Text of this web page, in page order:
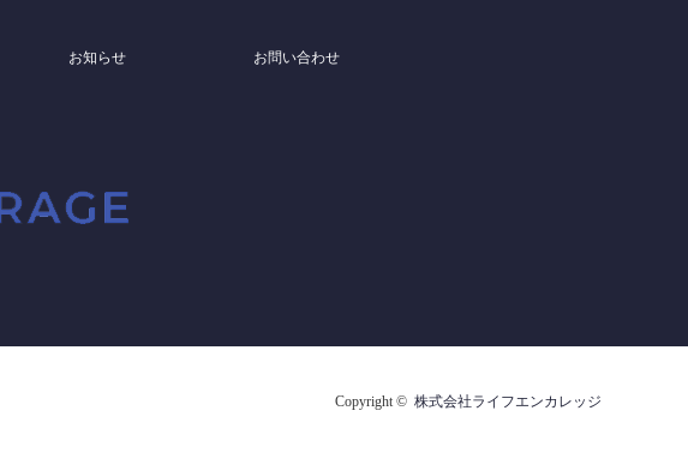
お知らせ お問い合わせ
Copyright © 株式会社ライフエンカレッジ